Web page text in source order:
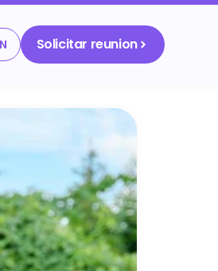
Solicitar reunion